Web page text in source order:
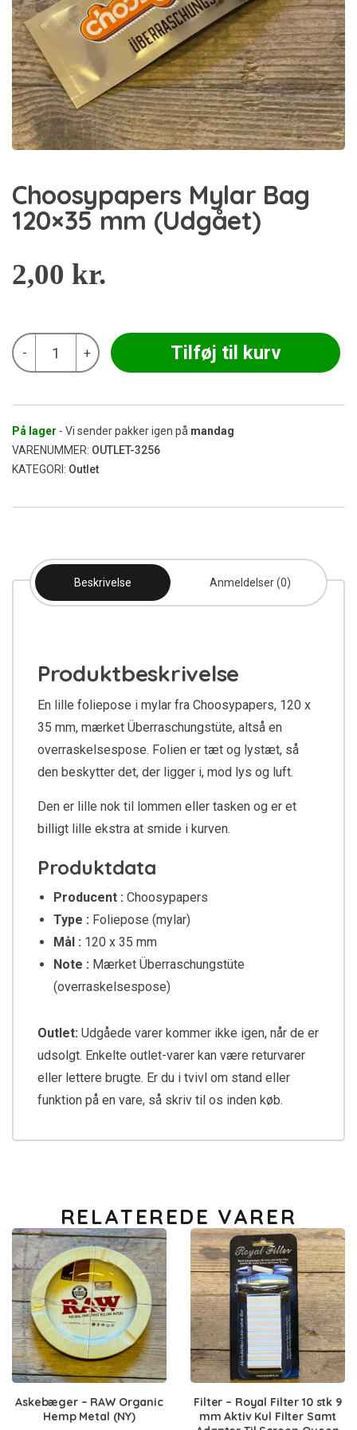
Choosypapers Mylar Bag
120×35 mm (Udgået)
2,00 kr.
-
Choosypapers
Mylar
Bag
antal
+ Tilføj til kurv
På lager - Vi sender pakker igen på mandag
VARENUMMER: OUTLET-3256
KATEGORI: Outlet
Beskrivelse Anmeldelser (0)
Produktbeskrivelse
En lille foliepose i mylar fra Choosypapers, 120 x
35 mm, mærket Überraschungstüte, altså en
overraskelsespose. Folien er tæt og lystæt, så
den beskytter det, der ligger i, mod lys og luft.
Den er lille nok til lommen eller tasken og er et
billigt lille ekstra at smide i kurven.
Produktdata
Producent : Choosypapers
Type : Foliepose (mylar)
Mål : 120 x 35 mm
Note : Mærket Überraschungstüte
(overraskelsespose)
Outlet: Udgåede varer kommer ikke igen, når de er
udsolgt. Enkelte outlet-varer kan være returvarer
eller lettere brugte. Er du i tvivl om stand eller
funktion på en vare, så skriv til os inden køb.
RELATEREDE VARER
Askebæger – RAW Organic
Hemp Metal (NY)
Filter – Royal Filter 10 stk 9
mm Aktiv Kul Filter Samt